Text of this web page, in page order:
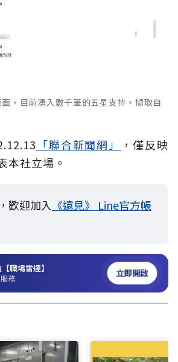
，目前湧入數千筆的五星支持。擷取自
「聯合新聞網」
，僅反映
本社立場。
歡迎加入 《遠見》 Line官方帳
職場雷達】
務 立即開啟